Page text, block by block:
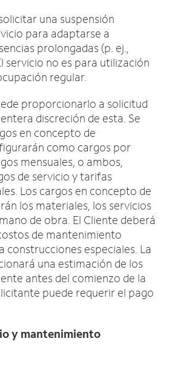
una suspensión
para adaptarse a
prolongadas (p. ej.,
servicio no es para utilización
regular.
proporcionarlo a solicitud
discreción de esta. Se
en concepto de
como cargos por
mensuales, o ambos,
de servicio y tarifas
Los cargos en concepto de
los materiales, los servicios
de obra. El Cliente deberá
de mantenimiento
construcciones especiales. La
una estimación de los
antes del comienzo de la
puede requerir el pago
y mantenimiento